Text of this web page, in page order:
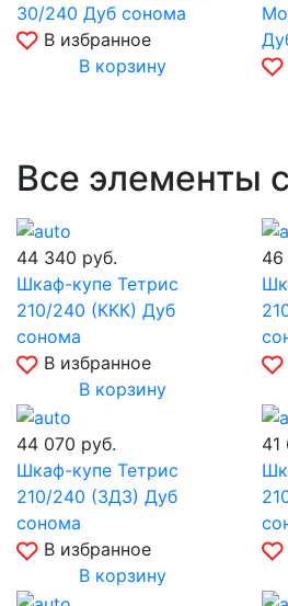
30/240 Дуб сонома
В избранное
В корзину
Все элементы
44 340 руб.
Шкаф-купе Тетрис
210/240 (ККК) Дуб
сонома
В избранное
В корзину
46
44 070 руб.
Шкаф-купе Тетрис
210/240 (ЗДЗ) Дуб
сонома
В избранное
В корзину
41